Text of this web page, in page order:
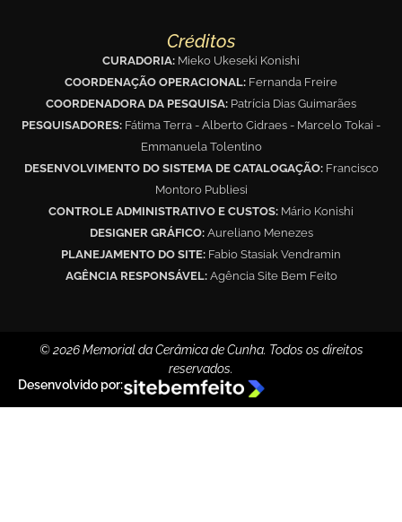
Créditos
CURADORIA: Mieko Ukeseki Konishi
COORDENAÇÃO OPERACIONAL: Fernanda Freire
COORDENADORA DA PESQUISA: Patrícia Dias Guimarães
PESQUISADORES: Fátima Terra - Alberto Cidraes - Marcelo Tokai -
Emmanuela Tolentino
DESENVOLVIMENTO DO SISTEMA DE CATALOGAÇÃO: Francisco
Montoro Publiesi
CONTROLE ADMINISTRATIVO E CUSTOS: Mário Konishi
DESIGNER GRÁFICO:Aureliano Menezes
PLANEJAMENTO DO SITE: Fabio Stasiak Vendramin
AGÊNCIA RESPONSÁVEL:Agência Site Bem Feito
© 2026 Memorial da Cerâmica de Cunha. Todos os direitos
reservados.
Desenvolvido por: